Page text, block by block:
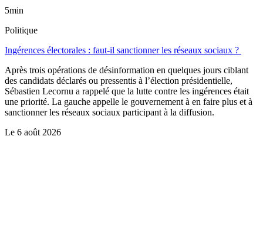
5min
Politique
Ingérences électorales : faut-il sanctionner les réseaux sociaux ?
Après trois opérations de désinformation en quelques jours ciblant
des candidats déclarés ou pressentis à l’élection présidentielle,
Sébastien Lecornu a rappelé que la lutte contre les ingérences était
une priorité. La gauche appelle le gouvernement à en faire plus et à
sanctionner les réseaux sociaux participant à la diffusion.
Le 6 août 2026